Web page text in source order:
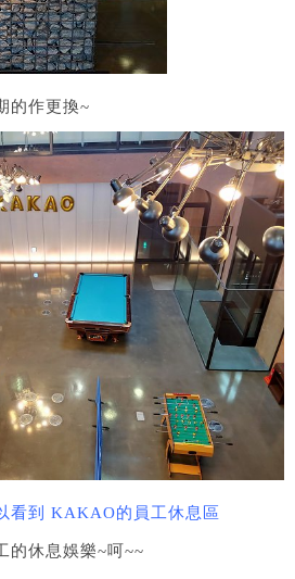
的作更換~
看到 KAKAO的員工休息區
的休息娛樂~呵~~